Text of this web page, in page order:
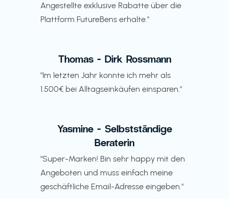
Angestellte exklusive Rabatte über die
Plattform FutureBens erhalte."
Thomas - Dirk Rossmann
"Im letzten Jahr konnte ich mehr als
1.500€ bei Alltagseinkäufen einsparen."
Yasmine - Selbstständige
Beraterin
"Super-Marken! Bin sehr happy mit den
Angeboten und muss einfach meine
geschäftliche Email-Adresse eingeben."